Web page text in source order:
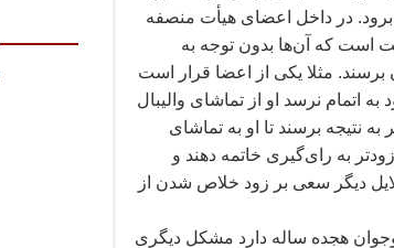
برود. در داخل اعضای هیأت منصفه
است که آنها بدون توجه به
برسند. مثلا یکی از اعضا قرار است
اتمام نرسد او از تماشای والیبال
نتیجه برسند تا او به تماشای
به رایگیری خاتمه دهند و
دیگر سعی بر زود خلاص شدن از
هجده ساله دارد مشکل دیگری